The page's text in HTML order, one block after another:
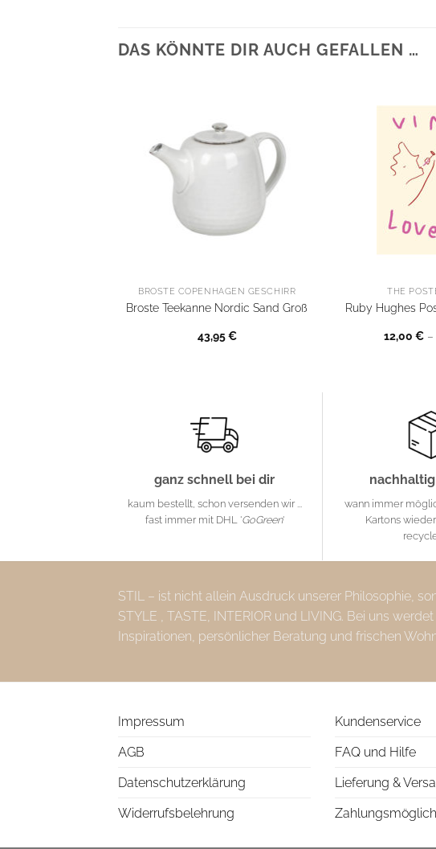
DAS KÖNNTE DIR AUCH GEFALLEN …
BROSTE COPENHAGEN GESCHIRR
Broste Teekanne Nordic Sand Groß
43,95€
THE
Ruby Hughes
12,00 €–
ganz schnell bei dir
kaum bestellt, schon versenden wir ...
fast immer mit DHL 'GoGreen'
wann immer
Kartons
STIL – ist nicht allein Ausdruck unserer Philosophie,
STYLE , TASTE, INTERIOR und LIVING. Bei uns
Inspirationen, persönlicher Beratung und frischen
Impressum
AGB
Datenschutzerklärung
Widerrufsbelehrung
Kundenservice
FAQ und Hilfe
Lieferung &